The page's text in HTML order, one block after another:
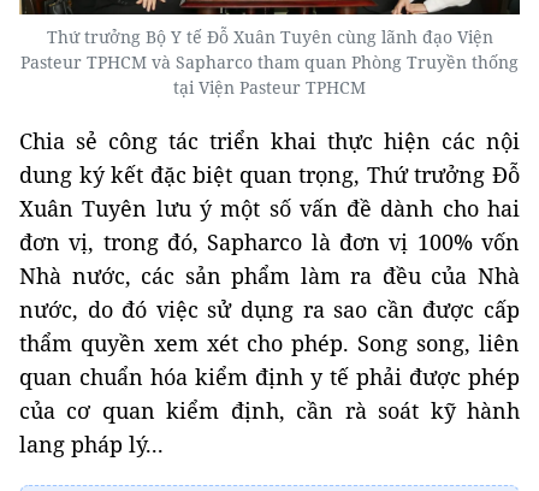
Thứ trưởng Bộ Y tế Đỗ Xuân Tuyên cùng lãnh đạo Viện
Pasteur TPHCM và Sapharco tham quan Phòng Truyền thống
tại Viện Pasteur TPHCM
Chia sẻ công tác triển khai thực hiện các nội
dung ký kết đặc biệt quan trọng, Thứ trưởng Đỗ
Xuân Tuyên lưu ý một số vấn đề dành cho hai
đơn vị, trong đó, Sapharco là đơn vị 100% vốn
Nhà nước, các sản phẩm làm ra đều của Nhà
nước, do đó việc sử dụng ra sao cần được cấp
thẩm quyền xem xét cho phép. Song song, liên
quan chuẩn hóa kiểm định y tế phải được phép
của cơ quan kiểm định, cần rà soát kỹ hành
lang pháp lý...